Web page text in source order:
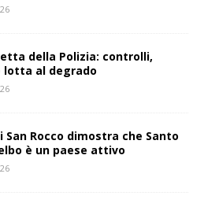
della Polizia: controlli,
lotta al degrado
San Rocco dimostra che Santo
è un paese attivo